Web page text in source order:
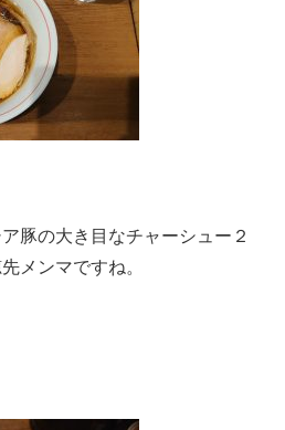
豚の大き目なチャーシュー２
メンマですね。